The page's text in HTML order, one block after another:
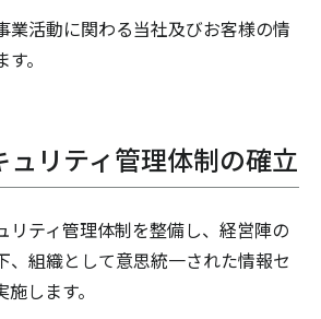
業活動に関わる当社及びお客様の情
。
ュリティ管理体制の確立
リティ管理体制を整備し、経営陣の
、組織として意思統一された情報セ
します。